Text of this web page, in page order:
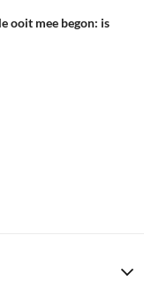
ooit mee begon: is